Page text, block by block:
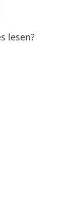
lesen?